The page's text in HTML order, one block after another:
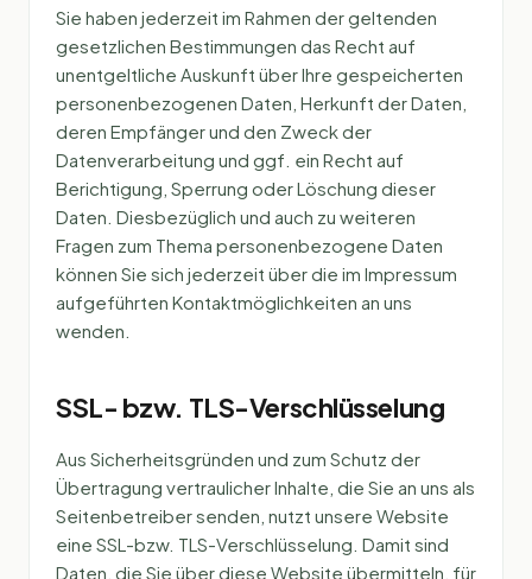
Sie haben jederzeit im Rahmen der geltenden
gesetzlichen Bestimmungen das Recht auf
unentgeltliche Auskunft über Ihre gespeicherten
personenbezogenen Daten, Herkunft der Daten,
deren Empfänger und den Zweck der
Datenverarbeitung und ggf. ein Recht auf
Berichtigung, Sperrung oder Löschung dieser
Daten. Diesbezüglich und auch zu weiteren
Fragen zum Thema personenbezogene Daten
können Sie sich jederzeit über die im Impressum
aufgeführten Kontaktmöglichkeiten an uns
wenden.
SSL- bzw. TLS-Verschlüsselung
Aus Sicherheitsgründen und zum Schutz der
Übertragung vertraulicher Inhalte, die Sie an uns als
Seitenbetreiber senden, nutzt unsere Website
eine SSL-bzw. TLS-Verschlüsselung. Damit sind
Daten, die Sie über diese Website übermitteln, für